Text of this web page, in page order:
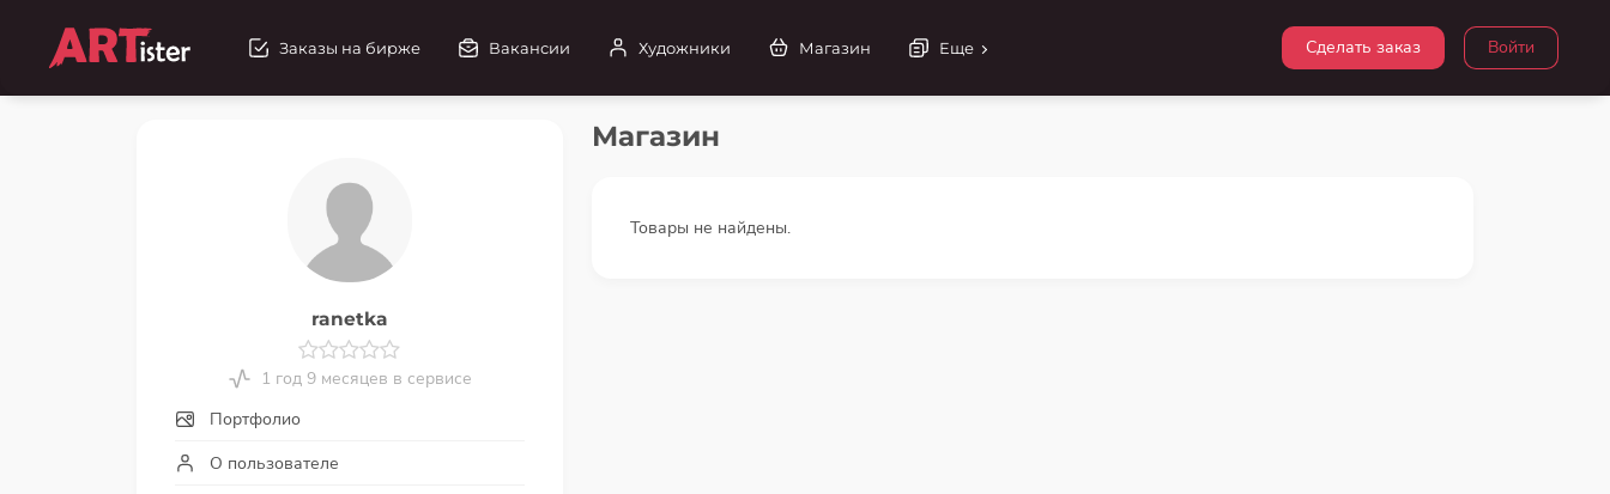
Войти
Сделать заказ
Заказы на бирже Вакансии Художники Магазин Еще
ranetka
1 год 9 месяцев в сервисе
Портфолио
О пользователе
Магазин
Товары не найдены.